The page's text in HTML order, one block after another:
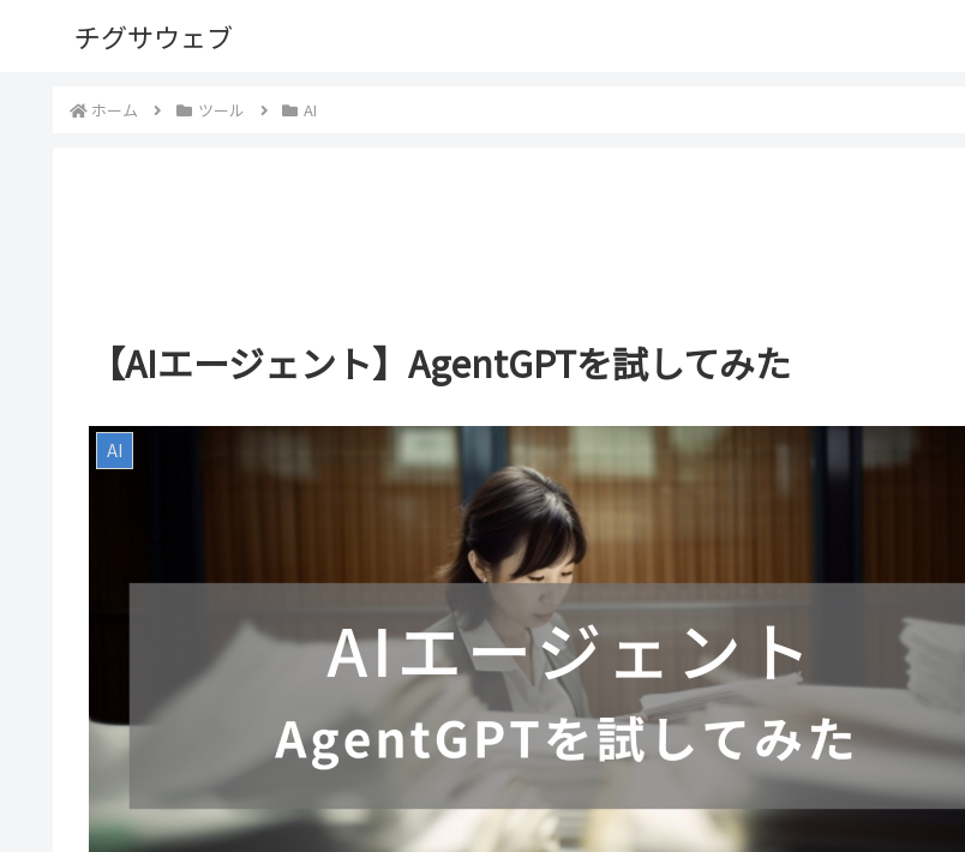
チグサウェブ
ホーム ツール AI
【AIエージェント】AgentGPTを試してみた
AI